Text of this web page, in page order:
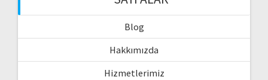
Blog
Hakkımızda
Hizmetlerimiz